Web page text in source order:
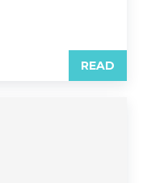
READ